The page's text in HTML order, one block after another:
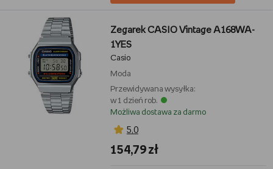
Zegarek CASIO Vintage A168WA-
1YES
Casio
Moda
Przewidywana wysyłka:
w 1 dzień rob.
Możliwa dostawa za darmo
5,0
154,79 zł